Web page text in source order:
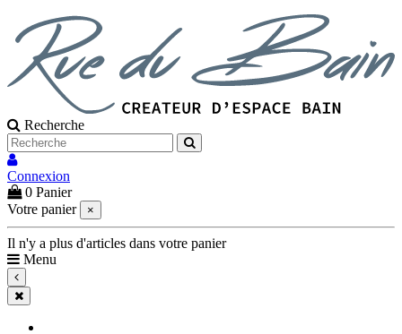
Recherche
Connexion
0 Panier
Votre panier
×
Il n'y a plus d'articles dans votre panier
Menu